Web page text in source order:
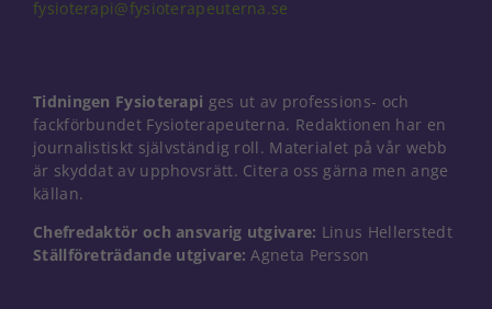
fysioterapi@fysioterapeuterna.se
Tidningen Fysioterapi ges ut av professions- och
fackförbundet Fysioterapeuterna. Redaktionen har en
journalistiskt självständig roll. Materialet på vår webb
är skyddat av upphovsrätt. Citera oss gärna men ange
källan.
Chefredaktör och ansvarig utgivare: Linus Hellerstedt
Ställföreträdande utgivare: Agneta Persson